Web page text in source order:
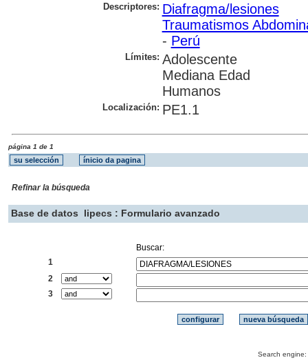
Descriptores: Diafragma/lesiones
Traumatismos
- Perú
Límites: Adolescente
Mediana Edad
Humanos
Localización: PE1.1
página 1 de 1
Refinar la búsqueda
Base de datos lipecs : Formulario avanzado
Buscar:
1
2
3
Search engine: